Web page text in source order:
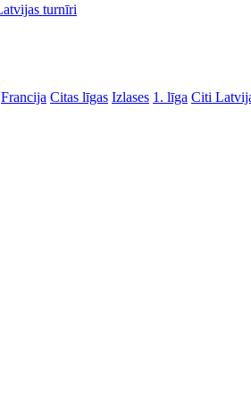
turnīri
Francija Citas līgas Izlases 1. līga Citi